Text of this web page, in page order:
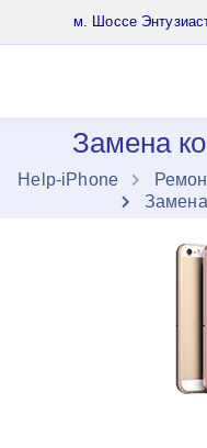
8 (903) 961-65-64
м. Шоссе
Замена
Нelp-iPhone